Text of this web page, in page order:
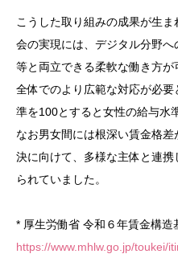
こうした取り組みの成果が生
会の実現には、デジタル分野
等と両立できる柔軟な働き方
全体でのより広範な対応が必
準を100とすると女性の給与水
なお男女間には根深い賃金格
決に向けて、多様な主体と連
られていました。
* 厚生労働省 令和６年賃金構造
https://www.mhlw.go.jp/toukei/